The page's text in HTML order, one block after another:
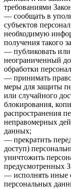
требованиями
— сообщать в
субъектов
необходимую
получения такого
— публиковать
неограниченный
обработки
— принимать
меры для защиты
или случайного
блокирования,
распространения
неправомерных
данных;
— прекратить
доступ)
уничтожить
предусмотренных
— исполнять иные
персональных